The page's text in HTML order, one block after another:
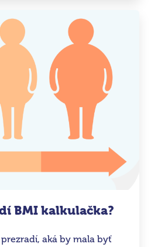
výživová poradkyňa
BMI kalkulačka?
aká by mala byť